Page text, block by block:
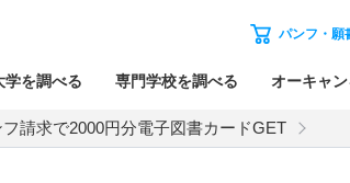
パンフ・願
学を調べる 専門学校を調べる オーキャ
フ請求で2000円分電子図書カードGET